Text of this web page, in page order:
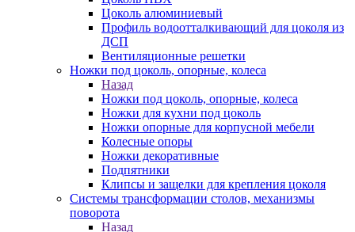
Цоколь алюминиевый
Профиль водоотталкивающий для цоколя из
ДСП
Вентиляционные решетки
Ножки под цоколь, опорные, колеса
Назад
Ножки под цоколь, опорные, колеса
Ножки для кухни под цоколь
Ножки опорные для корпусной мебели
Колесные опоры
Ножки декоративные
Подпятники
Клипсы и защелки для крепления цоколя
Системы трансформации столов, механизмы
поворота
Назад